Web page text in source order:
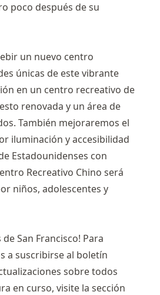
poco después de su
un nuevo centro
únicas de este vibrante
en un centro recreativo de
renovada y un área de
También mejoraremos el
iluminación y accesibilidad
Estadounidenses con
Recreativo Chino será
niños, adolescentes y
San Francisco! Para
a suscribirse al boletín
sobre todos
en curso, visite la sección